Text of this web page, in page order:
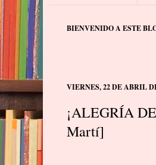
BIENVENIDO A ESTE
VIERNES, 22 DE ABRIL
¡ALEGRÍA
Martí]